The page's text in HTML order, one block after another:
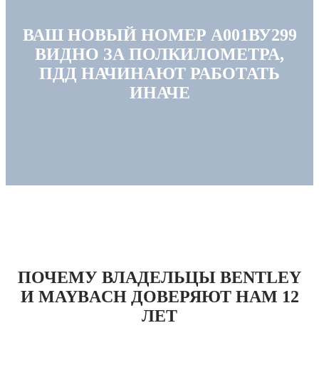
ВАШ НОВЫЙ НОМЕР А001ВУ299
ВИДНО ЗА ПОЛКИЛОМЕТРА,
ПДД НАЧИНАЮТ РАБОТАТЬ
ИНАЧЕ
ПОЧЕМУ ВЛАДЕЛЬЦЫ BENTLEY
И MAYBACH ДОВЕРЯЮТ НАМ 12
ЛЕТ